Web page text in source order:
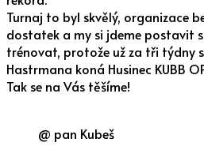
Turnaj to byl skvělý, organizace
dostatek a my si jdeme postavit
trénovat, protože už za tři týdny
Hastrmana koná Husinec KUBB
Tak se na Vás těšíme!
@ pan Kubeš